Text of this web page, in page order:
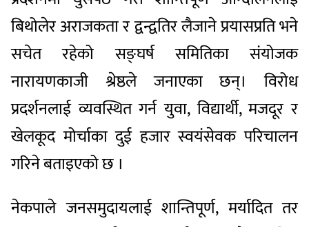
बिथोलेर अराजकता र द्वन्द्वतिर लैजाने प्रयासप्रति भने
सचेत रहेको सङ्घर्ष समितिका संयोजक
नारायणकाजी श्रेष्ठले जनाएका छन्। विरोध
प्रदर्शनलाई व्यवस्थित गर्न युवा, विद्यार्थी, मजदूर र
खेलकूद मोर्चाका दुई हजार स्वयंसेवक परिचालन
गरिने बताइएको छ ।
नेकपाले जनसमुदायलाई शान्तिपूर्ण, मर्यादित तर